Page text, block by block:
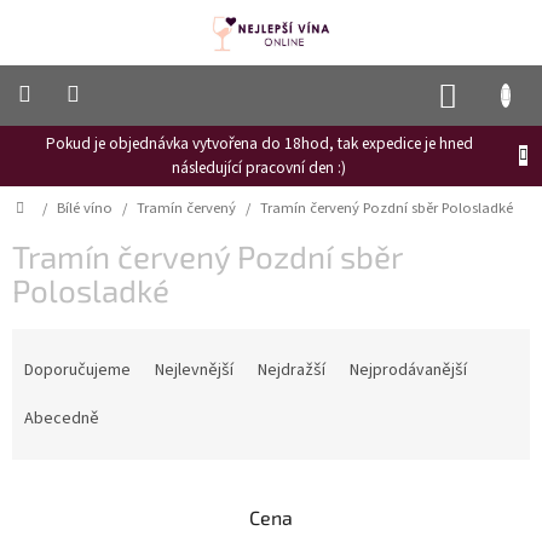
Pokud je objednávka vytvořena do 18hod, tak expedice je hned
následující pracovní den :)
Frizzante
Růžové
víno
Hroznový
mošt
novinky
Domů
/ Bílé víno / Tramín červený / Tramín červený Pozdní sběr Polosladké
Tramín červený Pozdní sběr
Polosladké
Doporučujeme Nejlevnější Nejdražší
Nejprodávanější
Abecedně
Cena